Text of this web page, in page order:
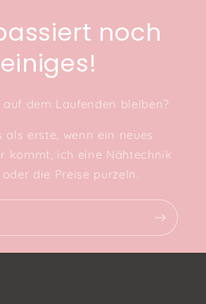
noch
einiges!
dem Laufenden bleiben?
als erste, wenn ein neues
kommt, ich eine Nähtechnik
die Preise purzeln.